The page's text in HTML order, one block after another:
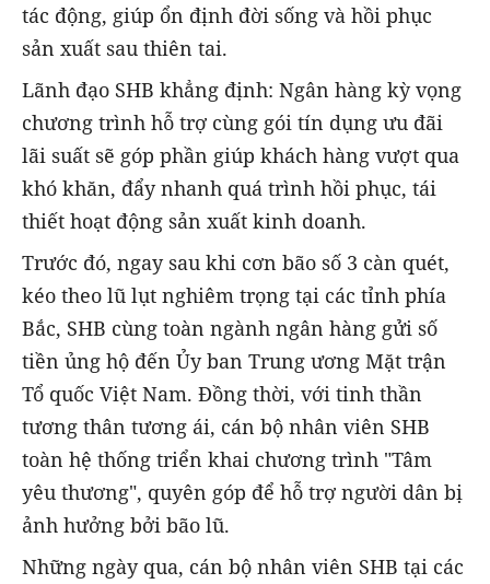
tác động, giúp ổn định đời sống và hồi phục
sản xuất sau thiên tai.
Lãnh đạo SHB khẳng định: Ngân hàng kỳ vọng
chương trình hỗ trợ cùng gói tín dụng ưu đãi
lãi suất sẽ góp phần giúp khách hàng vượt qua
khó khăn, đẩy nhanh quá trình hồi phục, tái
thiết hoạt động sản xuất kinh doanh.
Trước đó, ngay sau khi cơn bão số 3 càn quét,
kéo theo lũ lụt nghiêm trọng tại các tỉnh phía
Bắc, SHB cùng toàn ngành ngân hàng gửi số
tiền ủng hộ đến Ủy ban Trung ương Mặt trận
Tổ quốc Việt Nam. Đồng thời, với tinh thần
tương thân tương ái, cán bộ nhân viên SHB
toàn hệ thống triển khai chương trình "Tâm
yêu thương", quyên góp để hỗ trợ người dân bị
ảnh hưởng bởi bão lũ.
Những ngày qua, cán bộ nhân viên SHB tại các